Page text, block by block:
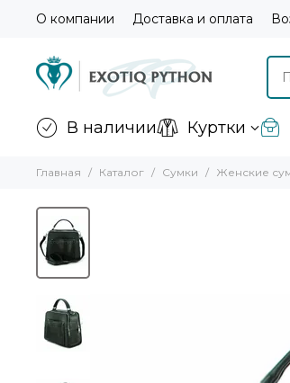
О компании Доставка и оплата
В наличии Куртки
Главная Каталог Сумки Женские